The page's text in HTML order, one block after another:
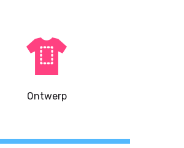
Ontwerp